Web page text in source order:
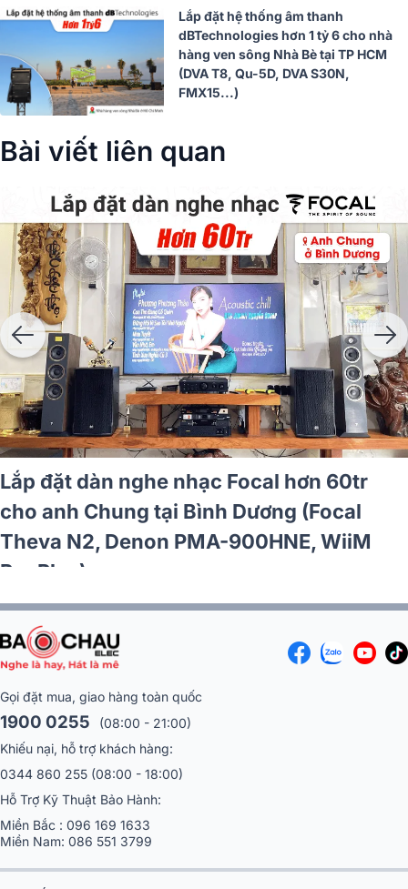
Lắp đặt hệ thống âm thanh
dBTechnologies hơn 1 tỷ 6 cho nhà
hàng ven sông Nhà Bè tại TP HCM
(DVA T8, Qu-5D, DVA S30N,
FMX15...)
Bài viết liên quan
karaoke JBL hơn 47tr cho
HCM (JBL MTS10, Denon
Pasion 12SP)
Lắp đặt
Đoàn tại
BKSound
Gọi đặt mua, giao hàng toàn quốc
1900 0255 (08:00 - 21:00)
Khiếu nại, hỗ trợ khách hàng:
0344 860 255(08:00 - 18:00)
Hỗ Trợ Kỹ Thuật Bảo Hành:
Miền Bắc :096 169 1633
Miền Nam:
086 551 3799
HỆ THỐNG 18 SHOWROOM, CỬA HÀNG ÂM THANH